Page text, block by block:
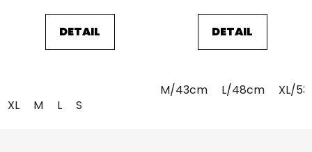
DETAIL
XL M L S
DETAIL
M/43cm L/48cm XL/